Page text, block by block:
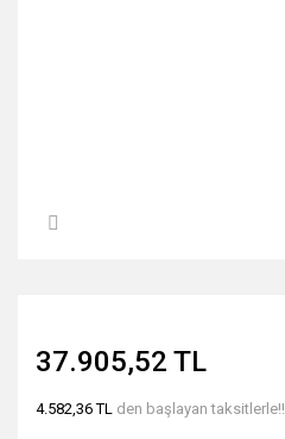
37.905,52 TL
4.582,36 TL den başlayan taksitlerle!!